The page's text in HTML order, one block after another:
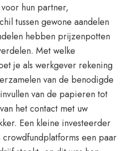
hun partner,
tussen gewone aandelen
hebben prijzenpotten
Met welke
je als werkgever rekening
van de benodigde
van de papieren tot
het contact met uw
Een kleine investeerder
een paar